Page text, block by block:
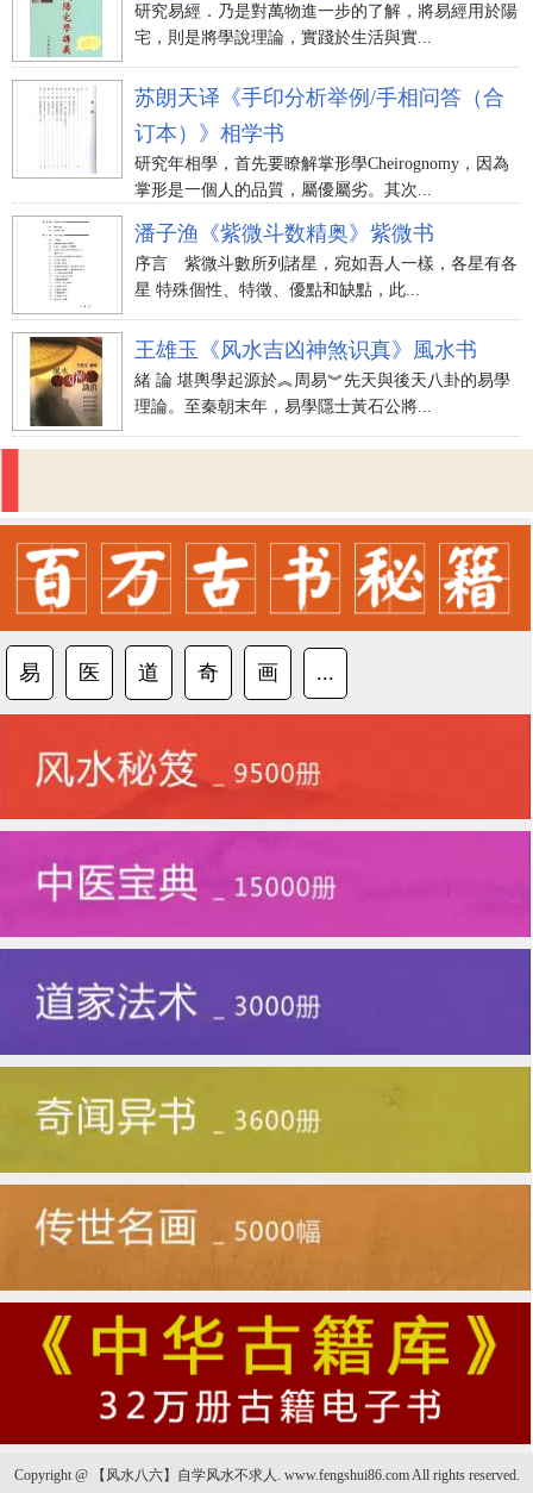
研究易經．乃是對萬物進一步的了解，將易經用於陽
宅，則是將學說理論，實踐於生活與實...
苏朗天译《手印分析举例/手相问答（合
订本）》相学书
研究年相學，首先要瞭解掌形學Cheirognomy，因為
掌形是一個人的品質，屬優屬劣。其次...
潘子渔《紫微斗数精奥》紫微书
序言 紫微斗數所列諸星，宛如吾人一樣，各星有各
星 特殊個性、特徵、優點和缺點，此...
王雄玉《风水吉凶神煞识真》風水书
緒 論 堪輿學起源於︽周易︾先天與後天八卦的易學
理論。至秦朝末年，易學隱士黃石公將...
易 医 道 奇 画 ...
Copyright @ 【风水八六】自学风水不求人. www.fengshui86.com All rights reserved.